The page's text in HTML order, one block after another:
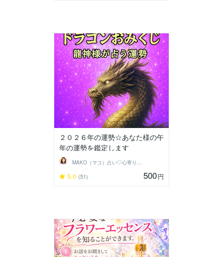
２０２６年の運勢☆あなた様の午
年の運勢を鑑定します
MAKO（マコ）占い♡心寄り添うヒーラー
5.0 (51) 500円